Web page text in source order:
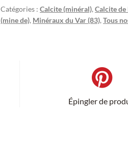
Mine
de
Catégories : Calcite (minéral), Calcite de
(mine de), Minéraux du Var (83), Tous
Épingler de